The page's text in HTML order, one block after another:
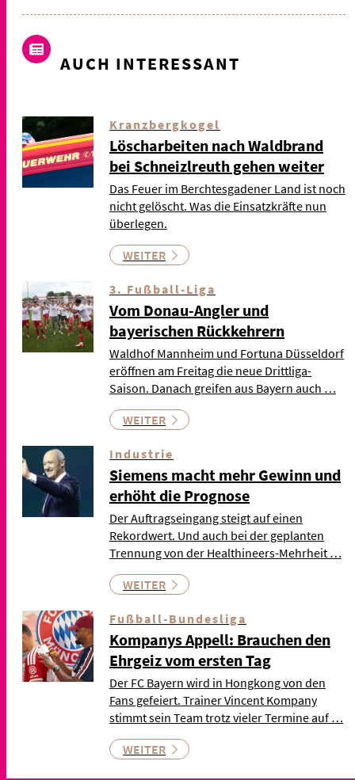
AUCH INTERESSANT
Kranzbergkogel
Löscharbeiten nach Waldbrand
bei Schneizlreuth gehen weiter
Das Feuer im Berchtesgadener Land ist noch
nicht gelöscht. Was die Einsatzkräfte nun
überlegen.
WEITER
3. Fußball-Liga
Vom Donau-Angler und
bayerischen Rückkehrern
Waldhof Mannheim und Fortuna Düsseldorf
eröffnen am Freitag die neue Drittliga-
Saison. Danach greifen aus Bayern auch …
WEITER
Industrie
Siemens macht mehr Gewinn und
erhöht die Prognose
Der Auftragseingang steigt auf einen
Rekordwert. Und auch bei der geplanten
Trennung von der Healthineers-Mehrheit …
WEITER
Fußball-Bundesliga
Kompanys Appell: Brauchen den
Ehrgeiz vom ersten Tag
Der FC Bayern wird in Hongkong von den
Fans gefeiert. Trainer Vincent Kompany
stimmt sein Team trotz vieler Termine auf …
WEITER